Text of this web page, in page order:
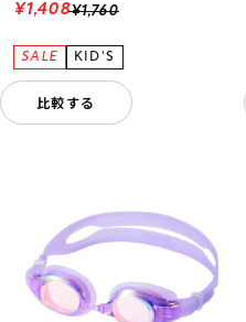
¥1,760
¥1,408
比較する